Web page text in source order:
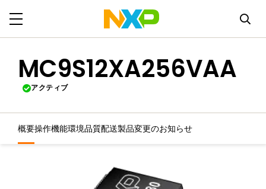
MC9S12XA256VAA
アクティブ
概要操作機能環境品質配送製品変更のお知らせ